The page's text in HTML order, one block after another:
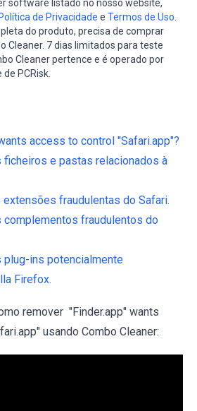
software listado no nosso website,
Política de Privacidade e Termos de Uso.
do produto, precisa de comprar
Cleaner. 7 dias limitados para teste
Cleaner pertence e é operado por
PCRisk.
access to control "Safari.app"?
ficheiros e pastas relacionados à
extensões fraudulentas do Safari.
complementos fraudulentos do
plug-ins potencialmente
Firefox.
remover "Finder.app" wants
usando Combo Cleaner: